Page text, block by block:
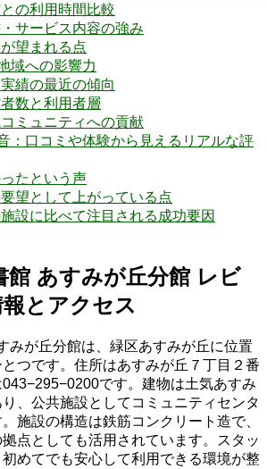
の利用時間比較
サービス内容の強み
望まれる点
域への影響力
績の最近の傾向
数と利用者層
ミュニティへの貢献
：口コミや体験から見えるリアルな評
たという声
望として上がっている点
設に比べて注目される成功要因
館 あすみが丘分館 レビ
とアクセス
みが丘分館は、緑区あすみが丘に位置
つです。住所はあすみが丘７丁目２番
です。建物は土気あすみ
、公共施設としてコミュニティセンタ
施設の構造は鉄筋コンクリート造で、
点としても活用されています。スタッ
めてでも安心して利用できる環境が整